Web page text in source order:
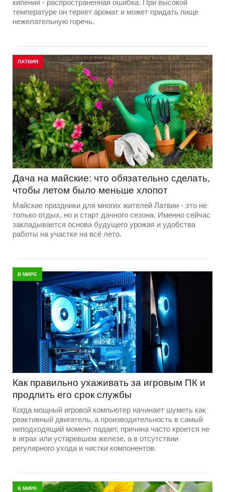
кипения - распространенная ошибка. При высокой
температуре он теряет аромат и может придать пище
нежелательную горечь.
ЛАТВИЯ
Дача на майские: что обязательно сделать,
чтобы летом было меньше хлопот
Майские праздники для многих жителей Латвии - это не
только отдых, но и старт дачного сезона. Именно сейчас
закладывается основа будущего урожая и удобства
работы на участке на всё лето.
В МИРЕ
Как правильно ухаживать за игровым ПК и
продлить его срок службы
Когда мощный игровой компьютер начинает шуметь как
реактивный двигатель, а производительность в самый
неподходящий момент падает, причина часто кроется не
в играх или устаревшем железе, а в отсутствии
регулярного ухода и чистки компонентов.
В МИРЕ